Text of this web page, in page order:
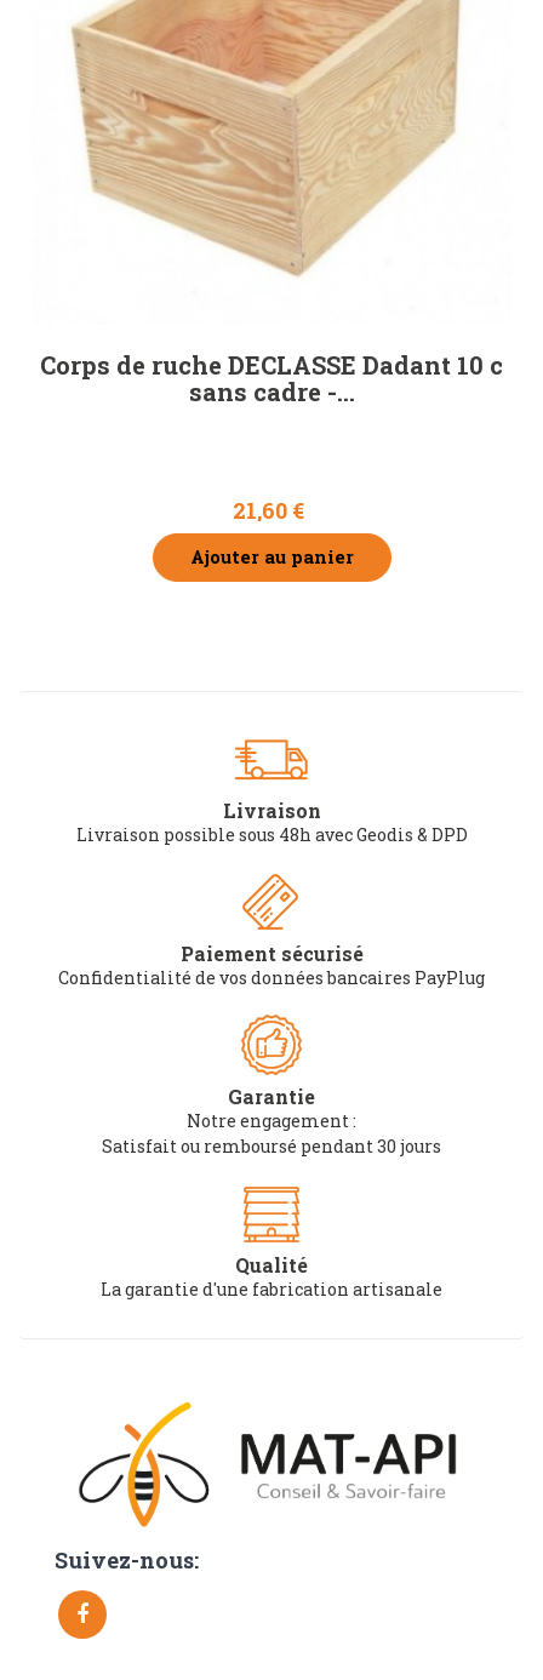
Corps de ruche DECLASSE Dadant 10 c
sans cadre -...
21,60 €
Ajouter au panier
Livraison
Livraison possible sous 48h avec Geodis & DPD
Paiement sécurisé
Confidentialité de vos données bancaires PayPlug
Garantie
Notre engagement :
Satisfait ou remboursé pendant 30 jours
Qualité
La garantie d'une fabrication artisanale
Suivez-nous: